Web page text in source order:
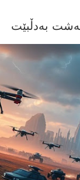
بەدڵبێت